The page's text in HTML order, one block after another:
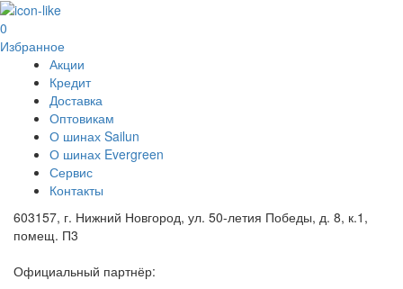
0
Избранное
Акции
Кредит
Доставка
Оптовикам
О шинах Sailun
О шинах Evergreen
Сервис
Контакты
603157, г. Нижний Новгород, ул. 50-летия Победы, д. 8, к.1,
помещ. П3
Официальный партнёр: